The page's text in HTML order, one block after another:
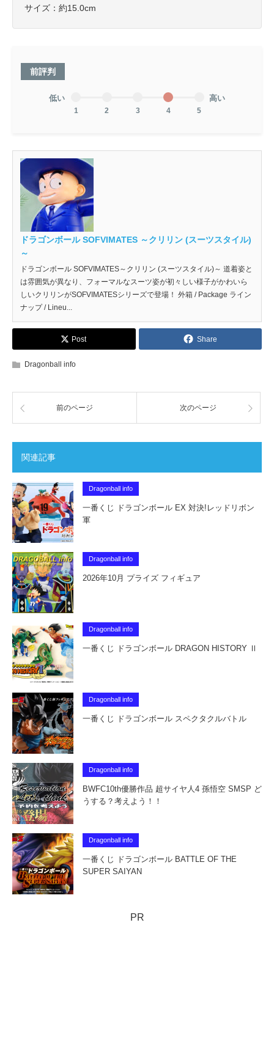
サイズ：約15.0cm
前評判
低い
1 2 3 4 5
高い
ドラゴンボール SOFVIMATES ～クリリン (スーツスタイル)
～
ドラゴンボール SOFVIMATES～クリリン (スーツスタイル)～ 道着姿と
は雰囲気が異なり、フォーマルなスーツ姿が初々しい様子がかわいら
しいクリリンがSOFVIMATESシリーズで登場！ 外箱 / Package ライン
ナップ / Lineu...
Post Share
Dragonball info
前のページ 次のページ
関連記事
Dragonball info
一番くじ ドラゴンボール EX 対決!レッドリボン
軍
Dragonball info
2026年10月 プライズ フィギュア
Dragonball info
一番くじ ドラゴンボール DRAGON HISTORY Ⅱ
Dragonball info
一番くじ ドラゴンボール スペクタクルバトル
Dragonball info
BWFC10th優勝作品 超サイヤ人4 孫悟空 SMSP ど
うする？考えよう！！
Dragonball info
一番くじ ドラゴンボール BATTLE OF THE
SUPER SAIYAN
PR